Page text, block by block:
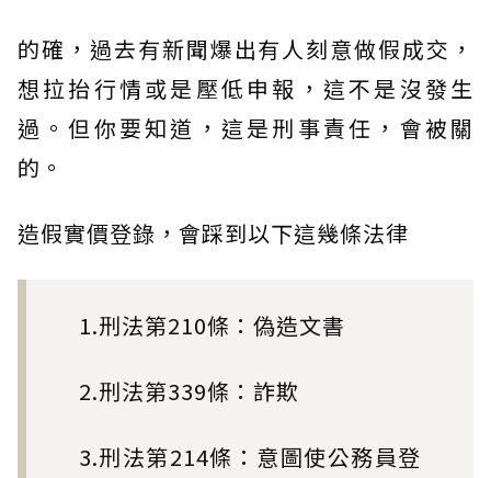
的確，過去有新聞爆出有人刻意做假成交，
想拉抬行情或是壓低申報，這不是沒發生
過。但你要知道，這是刑事責任，會被關
的。
造假實價登錄，會踩到以下這幾條法律
1.刑法第210條：偽造文書
2.刑法第339條：詐欺
3.刑法第214條：意圖使公務員登